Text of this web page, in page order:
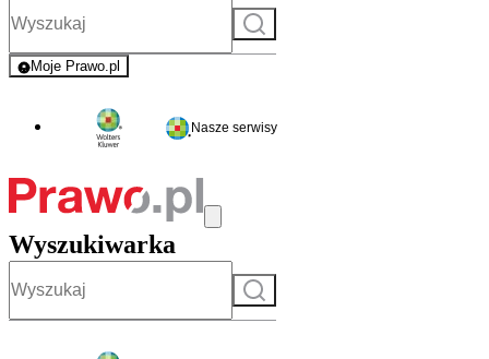
Szukaj
Moje Prawo.pl
- rejestracja i logowanie do serwisu
Nasze serwisy
Wyszukiwarka
Szukaj